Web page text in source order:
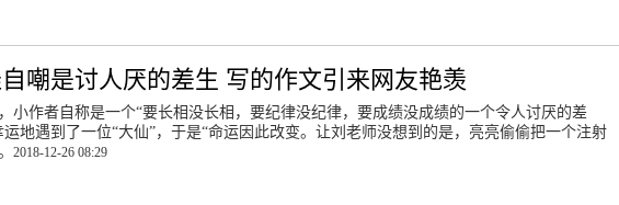
嘲是讨人厌的差生 写的作文引来网友艳羡
小作者自称是一个“要长相没长相，要纪律没纪律，要成绩没成绩的一个令人讨厌的差
运地遇到了一位“大仙”，于是“命运因此改变。让刘老师没想到的是，亮亮偷偷把一个注射
2018-12-26 08:29